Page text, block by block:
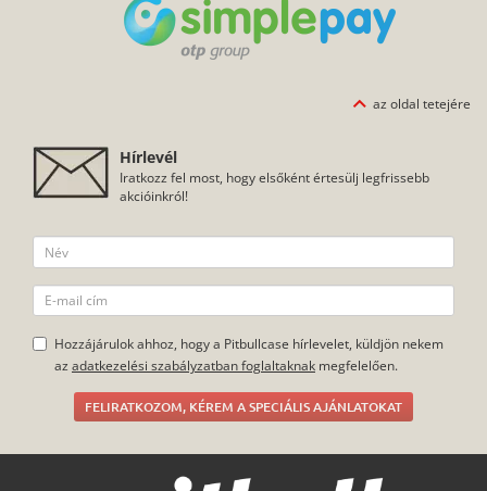
az oldal tetejére
Hírlevél
Iratkozz fel most, hogy elsőként értesülj legfrissebb
akcióinkról!
Hozzájárulok ahhoz, hogy a Pitbullcase hírlevelet, küldjön nekem
az adatkezelési szabályzatban foglaltaknak megfelelően.
FELIRATKOZOM, KÉREM A SPECIÁLIS AJÁNLATOKAT